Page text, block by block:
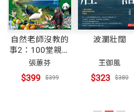
自然老師沒教的
事2：100堂親子
自然課
張蕙芬
$399 $399
波瀾壯闊
王御風
$323 $380